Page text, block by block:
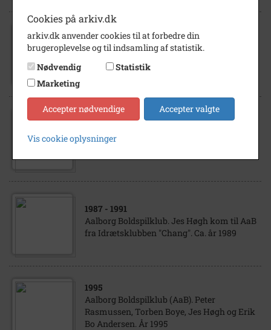
1992
Aalborg Boldspilklub (AaB). Fodbold. Jes
Høgh. År 1992.
1983- 1987
Aalborg Boldspilklub (AaB). Fodbold. Jes
1987 - 1991
Aalborg Boldspilklub. Jes Høgh kom til AaB
fra Idrætsklubben "Chang". Ca. år 1989
1995
Aalborg Boldspilklub (AaB). Peter
Rasmussen, Torben Boye, Jes Høgh og Erik
Bo Andersen. År 1995
Cookies på arkiv.dk
arkiv.dk anvender cookies til at forbedre din
brugeroplevelse og til indsamling af statistik.
Nødvendig
Statistik
Marketing
Accepter nødvendige Accepter valgte
Vis cookie oplysninger